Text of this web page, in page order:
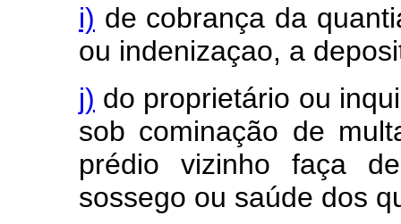
i) de cobrança da
ou indenizaçao, a
j) do proprietário ou
sob cominação de
prédio vizinho faça
sossego ou saúde dos